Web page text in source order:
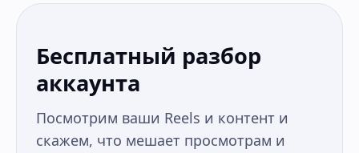
Бесплатный разбор
аккаунта
Посмотрим ваши Reels и контент и
скажем, что мешает просмотрам и